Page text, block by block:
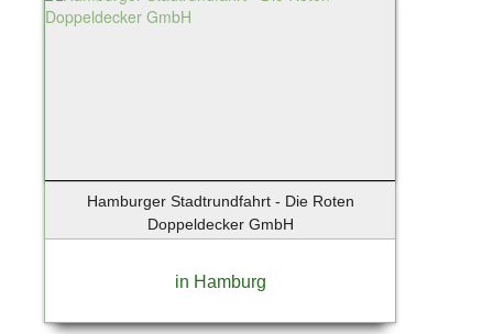
Hamburger Stadtrundfahrt - Die Roten
Doppeldecker GmbH
in Hamburg